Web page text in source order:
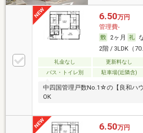
6.50万円
管理費-
2ヶ月
2階 / 3LDK（
礼金なし 更新料なし
バス・トイレ別
駐車場(近隣含)
中四国管理戸数No.1☆の【良和ハ
OK
6.50万円